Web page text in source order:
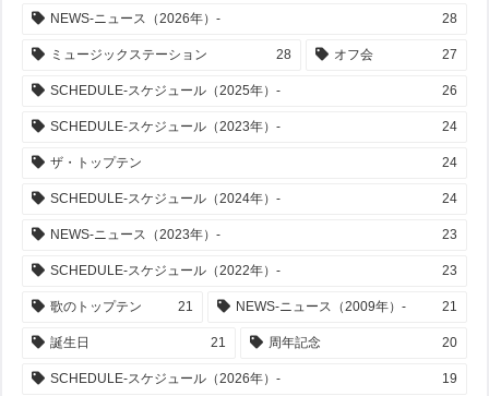
NEWS-ニュース（2026年）- 28
ミュージックステーション 28 オフ会 27
SCHEDULE-スケジュール（2025年）- 26
SCHEDULE-スケジュール（2023年）- 24
ザ・トップテン 24
SCHEDULE-スケジュール（2024年）- 24
NEWS-ニュース（2023年）- 23
SCHEDULE-スケジュール（2022年）- 23
歌のトップテン 21 NEWS-ニュース（2009年）- 21
誕生日 21 周年記念 20
SCHEDULE-スケジュール（2026年）- 19